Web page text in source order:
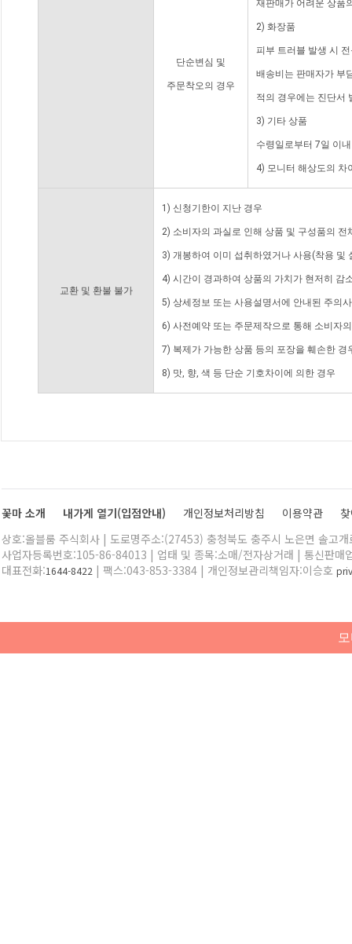
단순변심 및
주문착오의 경우
재판매가 어려운 상품
2) 화장품
피부 트러블 발생 시
배송비는 판매자가 부
적의 경우에는 진단서
3) 기타 상품
수령일로부터 7일 이
4) 모니터 해상도의 차
교환 및 환불 불가
1) 신청기한이 지난 경우
2) 소비자의 과실로 인해 상품 및 구성품의
3) 개봉하여 이미 섭취하였거나 사용(착용 및
4) 시간이 경과하여 상품의 가치가 현저히 감
5) 상세정보 또는 사용설명서에 안내된 주의
6) 사전예약 또는 주문제작으로 통해 소비자
7) 복제가 가능한 상품 등의 포장을 훼손한 경
8) 맛, 향, 색 등 단순 기호차이에 의한 경우
꽃마 소개 내가게 열기(입점안내) 개인정보처리방침 이용약관
상호:올블룸 주식회사 | 도로명주소:(27453) 충청북도 충주시 노은면 솔고
사업자등록번호:105-86-84013 | 업태 및 종목:소매/전자상거래 | 통신판매
대표전화:1644-8422 | 팩스:043-853-3384 | 개인정보관리책임자:이승호